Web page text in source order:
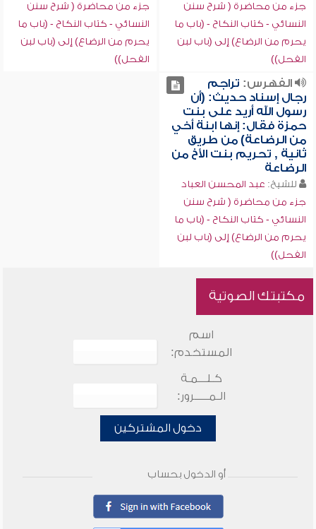
جزء من محاضرة ( شرح سنن
النسائي - كتاب النكاح - (باب ما
يحرم من الرضاع) إلى (باب لبن
الفحل))
جزء من محاضرة ( شرح سنن
النسائي - كتاب النكاح - (باب ما
يحرم من الرضاع) إلى (باب لبن
الفحل))
الفهرس: تراجم
رجال إسناد حديث: (أن
رسول الله أريد على بنت
حمزة فقال: إنها ابنة أخي
من الرضاعة) من طريق
ثانية , تحريم بنت الأخ من
الرضاعة
للشيخ: عبد المحسن العباد
جزء من محاضرة ( شرح سنن
النسائي - كتاب النكاح - (باب ما
يحرم من الرضاع) إلى (باب لبن
الفحل))
مكتبتك الصوتية
اسم
المستخدم:
كـلـــمـة
الـمـــــرور:
دخول المشتركين
أو الدخول بحساب